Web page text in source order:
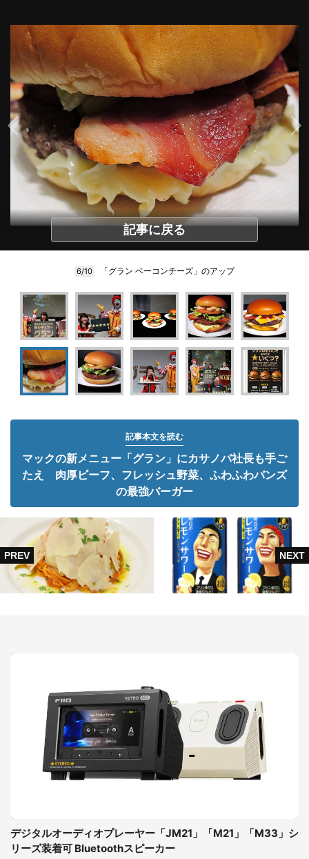
記事に戻る
6/10 「グラン ベーコンチーズ」のアップ
記事本文を読む
マックの新メニュー「グラン」にカサノバ社長も手ご
たえ 肉厚ビーフ、フレッシュ野菜、ふわふわバンズ
の最強バーガー
デジタルオーディオプレーヤー「JM21」「M21」「M33」シ
リーズ装着可 Bluetoothスピーカー